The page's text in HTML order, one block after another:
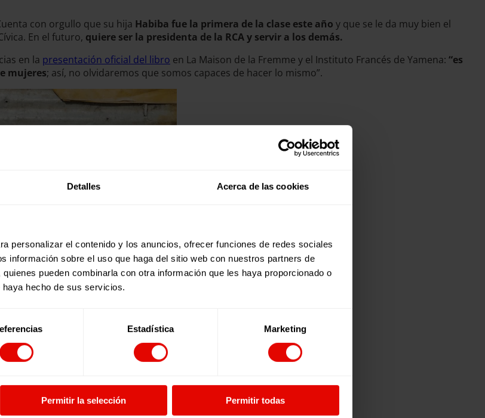
Detalles Acerca de las cookies
personalizar el contenido y los anuncios, ofrecer funciones de redes sociales
información sobre el uso que haga del sitio web con nuestros partners de
pueden combinarla con otra información que les haya proporcionado o
hecho de sus servicios.
Estadística Marketing
Permitir la selección Permitir todas
con orgullo que su hija Habiba fue la primera de la clase este año y que se le da muy bien el
En el futuro, quiere ser la presidenta de la RCA y servir a los demás.
en la presentación oficial del libro en La Maison de la Fremme y el Instituto Francés de Yamena: “es
mujeres; así, no olvidaremos que somos capaces de hacer lo mismo”.